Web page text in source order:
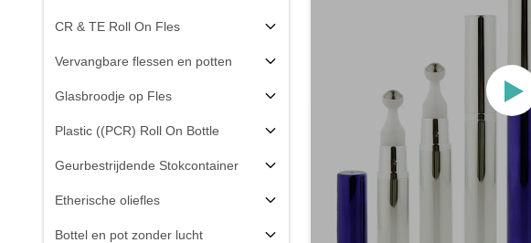
CR & TE Roll On Fles
Vervangbare flessen en potten
Glasbroodje op Fles
Plastic ((PCR) Roll On Bottle
Geurbestrijdende Stokcontainer
Etherische oliefles
Bottel en pot zonder lucht